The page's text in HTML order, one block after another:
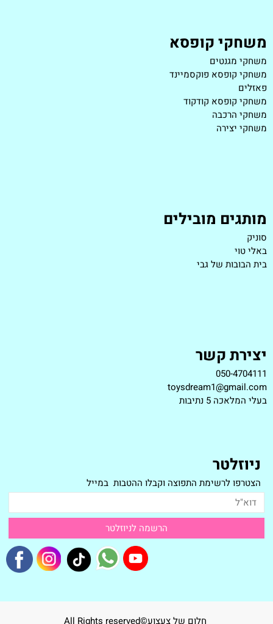
משחקי קופסא
משחקי מגנטים
משחקי קופסא פוקסמיינד
פאזלים
משחקי קופסא קודקוד
משחקי הרכבה
משחקי יצירה
מותגים מובילים
סוניק
באלי טוי
בית הבובות של גבי
יצירת קשר
050-4704111
toysdream1@gmail.com
בעלי המלאכה 5 נתיבות
ניוזלטר
הצטרפו לרשימת התפוצה וקבלו ההטבות במייל
חלום של צעצוע©All Rights reserved